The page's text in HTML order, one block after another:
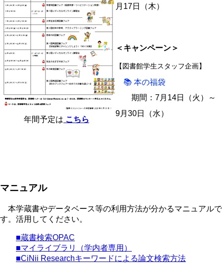
年間予定は こちら
月17日（木）
＜キャンペーン＞
【図書館学生スタッフ企画】
📚 本の福袋
期間：7月14日（火）～
9月30日（水）
マニュアル
本学蔵書やデータベース等の利用方法が分かるマニュアルで
す。活用してください。
■蔵書検索OPAC
■マイライブラリ（学内者専用）
■CiNii Researchキーワードによる論文検索方法